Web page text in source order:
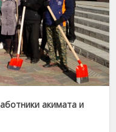
акимата и